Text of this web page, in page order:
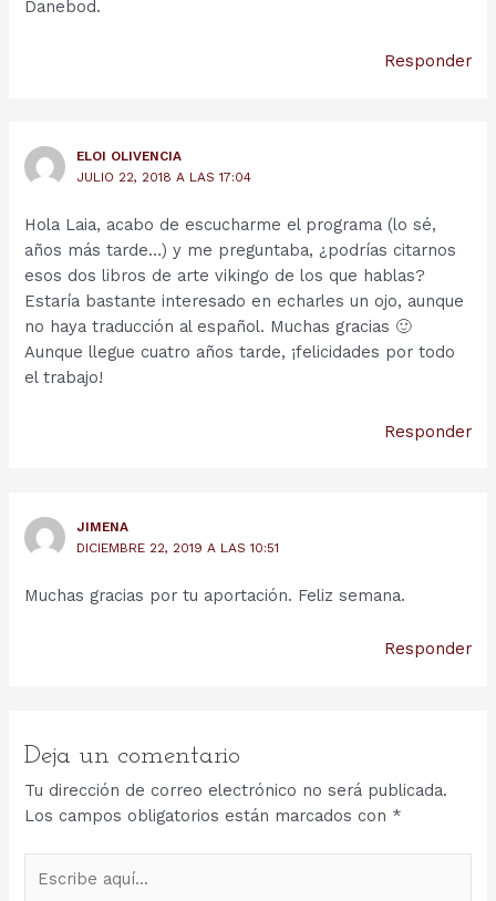
Danebod.
Responder
ELOI OLIVENCIA
JULIO 22, 2018 A LAS 17:04
Hola Laia, acabo de escucharme el programa (lo sé,
años más tarde…) y me preguntaba, ¿podrías citarnos
esos dos libros de arte vikingo de los que hablas?
Estaría bastante interesado en echarles un ojo, aunque
no haya traducción al español. Muchas gracias 🙂
Aunque llegue cuatro años tarde, ¡felicidades por todo
el trabajo!
Responder
JIMENA
DICIEMBRE 22, 2019 A LAS 10:51
Muchas gracias por tu aportación. Feliz semana.
Responder
Deja un comentario
Tu dirección de correo electrónico no será publicada.
Los campos obligatorios están marcados con *
aquí...